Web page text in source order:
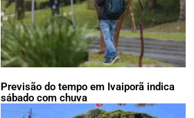
Previsão do tempo em Ivaiporã indica
sábado com chuva